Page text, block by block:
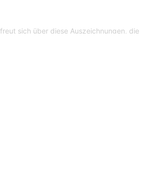
freut sich über diese Auszeichnungen, die